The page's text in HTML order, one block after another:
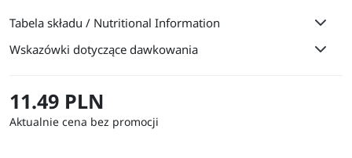
Tabela składu / Nutritional Information
Wskazówki dotyczące dawkowania
11.49 PLN
Aktualnie cena bez promocji